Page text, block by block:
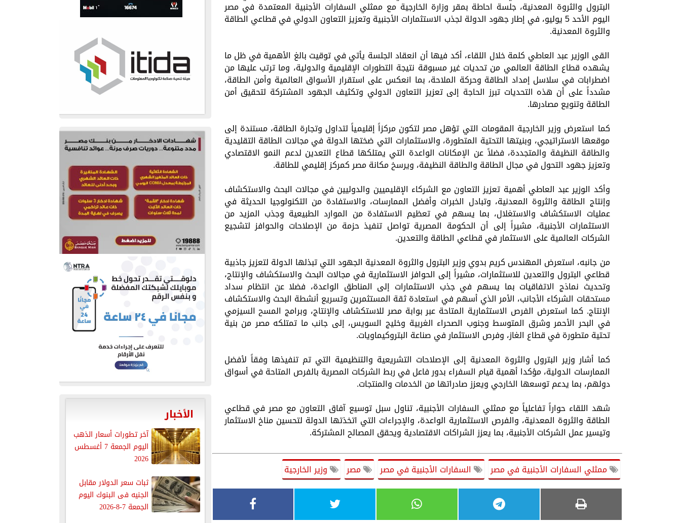
البترول والثروة المعدنية، جلسة احاطة بمقر وزارة الخارجية مع ممثلي السفارات الأجنبية المعتمدة في مصر
اليوم الأحد 5 يوليو، في إطار جهود الدولة لجذب الاستثمارات الأجنبية وتعزيز التعاون الدولي في قطاعي الطاقة
والثروة المعدنية.
القى الوزير عبد العاطي كلمة خلال اللقاء، أكد فيها أن انعقاد الجلسة يأتي في توقيت بالغ الأهمية في ظل ما
يشهده قطاع الطاقة العالمي من تحديات غير مسبوقة نتيجة التطورات الإقليمية والدولية، وما ترتب عليها من
اضطرابات في سلاسل إمداد الطاقة وحركة الملاحة، بما انعكس على استقرار الأسواق العالمية وأمن الطاقة،
مشدداً على أن هذه التحديات تبرز الحاجة إلى تعزيز التعاون الدولي وتكثيف الجهود المشتركة لتحقيق أمن
الطاقة وتنويع مصادرها.
كما استعرض وزير الخارجية المقومات التي تؤهل مصر لتكون مركزاً إقليمياً لتداول وتجارة الطاقة، مستندة إلى
موقعها الاستراتيجي، وبنيتها التحتية المتطورة، والاستثمارات التي ضختها الدولة في مجالات الطاقة التقليدية
والطاقة النظيفة والمتجددة، فضلاً عن الإمكانات الواعدة التي يمتلكها قطاع التعدين لدعم النمو الاقتصادي
وتعزيز جهود التحول في مجال الطاقة والطاقة النظيفة، ويرسخ مكانة مصر كمركز إقليمي للطاقة.
وأكد الوزير عبد العاطي أهمية تعزيز التعاون مع الشركاء الإقليميين والدوليين في مجالات البحث والاستكشاف
وإنتاج الطاقة والثروة المعدنية، وتبادل الخبرات وأفضل الممارسات، والاستفادة من التكنولوجيا الحديثة في
عمليات الاستكشاف والاستغلال، بما يسهم في تعظيم الاستفادة من الموارد الطبيعية وجذب المزيد من
الاستثمارات الأجنبية، مشيراً إلى أن الحكومة المصرية تواصل تنفيذ حزمة من الإصلاحات والحوافز لتشجيع
الشركات العالمية على الاستثمار في قطاعي الطاقة والتعدين.
من جانبه، استعرض المهندس كريم بدوي وزير البترول والثروة المعدنية الجهود التي تبذلها الدولة لتعزيز جاذبية
قطاعي البترول والتعدين للاستثمارات، مشيراً إلى الحوافز الاستثمارية في مجالات البحث والاستكشاف والإنتاج،
وتحديث نماذج الاتفاقيات بما يسهم في جذب الاستثمارات إلى المناطق الواعدة، فضلا عن انتظام سداد
مستحقات الشركاء الأجانب، الأمر الذي أسهم في استعادة ثقة المستثمرين وتسريع أنشطة البحث والاستكشاف
الإنتاج. كما استعرض الفرص الاستثمارية المتاحة عبر بوابة مصر للاستكشاف والإنتاج، وبرامج المسح السيزمي
في البحر الأحمر وشرق المتوسط وجنوب الصحراء الغربية وخليج السويس، إلى جانب ما تمتلكه مصر من بنية
تحتية متطورة في قطاع الغاز، وفرص الاستثمار في صناعة البتروكيماويات.
كما أشار وزير البترول والثروة المعدنية إلى الإصلاحات التشريعية والتنظيمية التي تم تنفيذها وفقاً لأفضل
الممارسات الدولية، مؤكدا أهمية قيام السفراء بدور فاعل في ربط الشركات المصرية بالفرص المتاحة في أسواق
دولهم، بما يدعم توسعها الخارجي ويعزز صادراتها من الخدمات والمنتجات.
شهد اللقاء حواراً تفاعلياً مع ممثلي السفارات الأجنبية، تناول سبل توسيع آفاق التعاون مع مصر في قطاعي
الطاقة والثروة المعدنية، والفرص الاستثمارية الواعدة، والإجراءات التي اتخذتها الدولة لتحسين مناخ الاستثمار
وتيسير عمل الشركات الأجنبية، بما يعزز الشراكات الاقتصادية ويحقق المصالح المشتركة.
ممثلي السفارات الأجنبية في مصر السفارات الأجنبية في مصر مصر وزير الخارجية
الأخبار
آخر تطورات أسعار الذهب
اليوم الجمعة 7 أغسطس
2026
ثبات سعر الدولار مقابل
الجنيه فى البنوك اليوم
الجمعة 7-8-2026